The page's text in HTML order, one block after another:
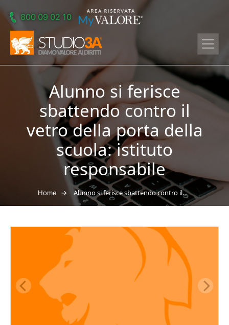
800 09 02 10
Alunno si ferisce
sbattendo contro il
vetro della porta della
scuola: istituto
responsabile
Home → Alunno si ferisce sbattendo contro il vetro della porta della scuola: istituto responsabile